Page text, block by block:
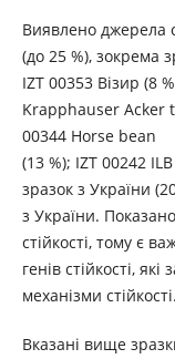
Виявлено джерела
(до 25 %), зокрема
IZТ 00353 Візир (8
Krapphauser Acker
00344 Horse bean
(13 %); IZТ 00242
зразок з України
з України.
стійкості, тому є
генів стійкості,
механізми стійкості.
Вказані вище